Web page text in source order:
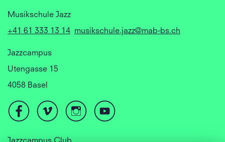
Musikschule Jazz
+41 61 333 13 14 musikschule.jazz@mab-bs.ch
Jazzcampus
Utengasse 15
4058 Basel